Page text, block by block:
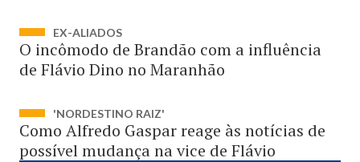
EX-ALIADOS
O incômodo de Brandão com a influência
de Flávio Dino no Maranhão
'NORDESTINO RAIZ'
Como Alfredo Gaspar reage às notícias de
possível mudança na vice de Flávio